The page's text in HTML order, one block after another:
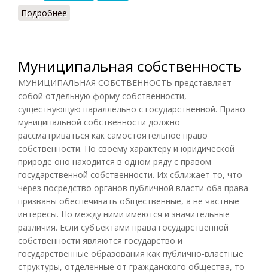
Подробнее
Муниципальная собственность
МУНИЦИПАЛЬНАЯ СОБСТВЕННОСТЬ представляет
собой отдельную форму собственности,
существующую параллельно с государственной. Право
муниципальной собственности должно
рассматриваться как самостоятельное право
собственности. По своему характеру и юридической
природе оно находится в одном ряду с правом
государственной собственности. Их сближает то, что
через посредство органов публичной власти оба права
призваны обеспечивать общественные, а не частные
интересы. Но между ними имеются и значительные
различия. Если субъектами права государственной
собственности являются государство и
государственные образования как публично-властные
структуры, отделенные от гражданского общества, то